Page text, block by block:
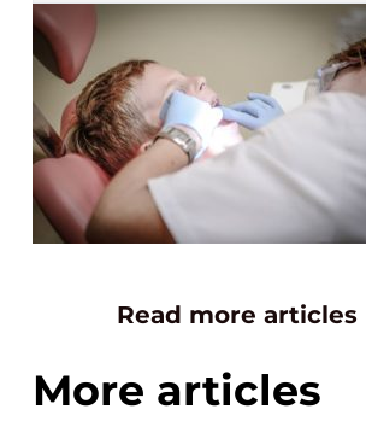
Read more articles
More articles